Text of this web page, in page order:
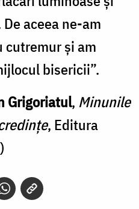
aceea ne-am
cutremur și am
bisericii”.
Grigoriatul, Minunile
, Editura